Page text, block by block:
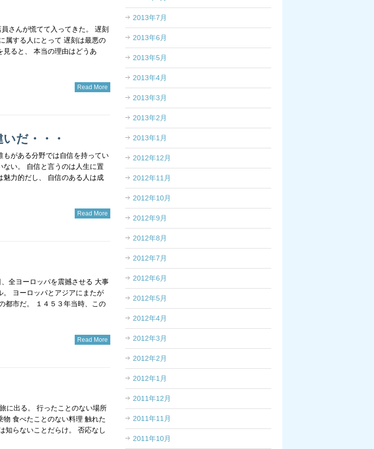
さんが慌てて入ってきた。 遅刻
属する人にとって 遅刻は最悪の
ると、 本当の理由はどうあ
Read More
だ・・・
がある分野では自信を持ってい
ない。 自信と言うのは人生に置
魅力的だし、 自信のある人は成
Read More
全ヨーロッパを震撼させる 大事
ヨーロッパとアジアにまたが
都市だ。 １４５３年当時、この
Read More
に出る。 行ったことのない場所
食べたことのない料理 触れた
知らないことだらけ。 否応なし
2013年7月
2013年6月
2013年5月
2013年4月
2013年3月
2013年2月
2013年1月
2012年12月
2012年11月
2012年10月
2012年9月
2012年8月
2012年7月
2012年6月
2012年5月
2012年4月
2012年3月
2012年2月
2012年1月
2011年12月
2011年11月
2011年10月